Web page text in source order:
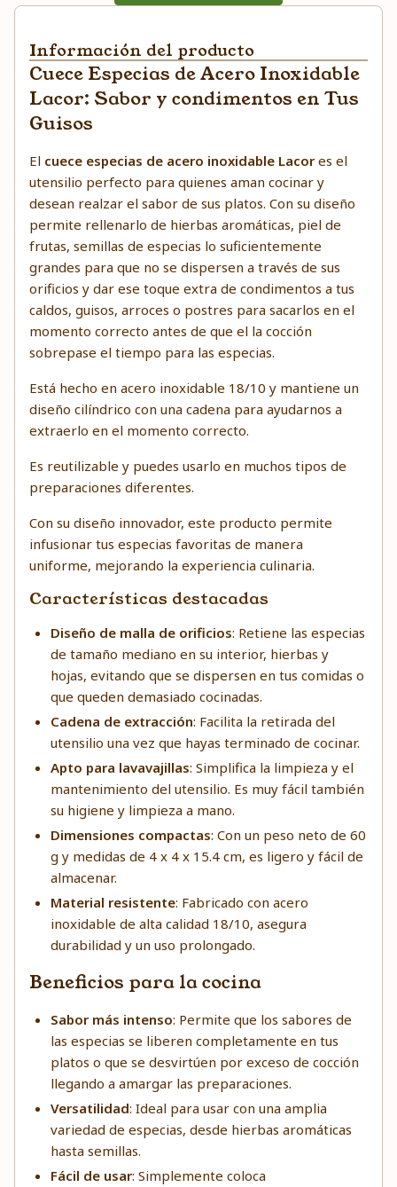
Información del producto
Cuece Especias de Acero Inoxidable
Lacor: Sabor y condimentos en Tus
Guisos
El cuece especias de acero inoxidable Lacores el
utensilio perfecto para quienes aman cocinar y
desean realzar el sabor de sus platos. Con su diseño
permite rellenarlo de hierbas aromáticas, piel de
frutas, semillas de especias lo suficientemente
grandes para que no se dispersen a través de sus
orificios y dar ese toque extra de condimentos a tus
caldos, guisos, arroces o postres para sacarlos en el
momento correcto antes de que el la cocción
sobrepase el tiempo para las especias.
Está hecho en acero inoxidable 18/10 y mantiene un
diseño cilíndrico con una cadena para ayudarnos a
extraerlo en el momento correcto.
Es reutilizable y puedes usarlo en muchos tipos de
preparaciones diferentes.
Con su diseño innovador, este producto permite
infusionar tus especias favoritas de manera
uniforme, mejorando la experiencia culinaria.
Características destacadas
Diseño de malla de orificios: Retiene las especias
de tamaño mediano en su interior, hierbas y
hojas, evitando que se dispersen en tus comidas o
que queden demasiado cocinadas.
Cadena de extracción: Facilita la retirada del
utensilio una vez que hayas terminado de cocinar.
Apto para lavavajillas: Simplifica la limpieza y el
mantenimiento del utensilio. Es muy fácil también
su higiene y limpieza a mano.
Dimensiones compactas: Con un peso neto de 60
g y medidas de 4 x 4 x 15.4 cm, es ligero y fácil de
almacenar.
Material resistente: Fabricado con acero
inoxidable de alta calidad 18/10, asegura
durabilidad y un uso prolongado.
Beneficios para la cocina
Sabor más intenso: Permite que los sabores de
las especias se liberen completamente en tus
platos o que se desvirtúen por exceso de cocción
llegando a amargar las preparaciones.
Versatilidad: Ideal para usar con una amplia
variedad de especias, desde hierbas aromáticas
hasta semillas.
Fácil de usar: Simplemente coloca